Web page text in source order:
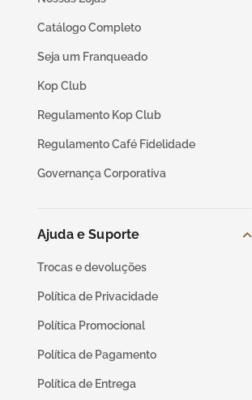
Catálogo Completo
Seja um Franqueado
Kop Club
Regulamento Kop Club
Regulamento Café Fidelidade
Governança Corporativa
Ajuda e Suporte
Trocas e devoluções
Política de Privacidade
Política Promocional
Política de Pagamento
Política de Entrega
cereja
trufas